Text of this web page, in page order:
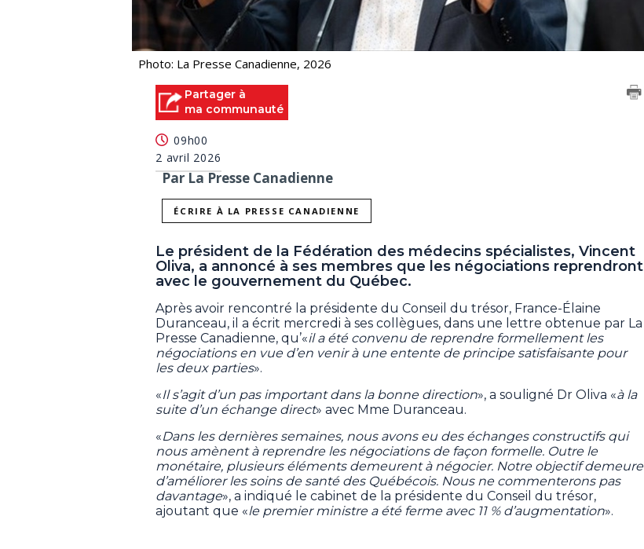
Photo: La Presse Canadienne, 2026
Partager à
ma communauté
09h00
2 avril 2026
Par La Presse Canadienne
ÉCRIRE À LA PRESSE CANADIENNE
Le président de la Fédération des médecins spécialistes, Vincent
Oliva, a annoncé à ses membres que les négociations reprendront
avec le gouvernement du Québec.
Après avoir rencontré la présidente du Conseil du trésor, France-Élaine
Duranceau, il a écrit mercredi à ses collègues, dans une lettre obtenue par La
Presse Canadienne, qu’«il a été convenu de reprendre formellement les
négociations en vue d’en venir à une entente de principe satisfaisante pour
les deux parties».
«Il s’agit d’un pas important dans la bonne direction», a souligné Dr Oliva «à la
suite d’un échange direct» avec Mme Duranceau.
«Dans les dernières semaines, nous avons eu des échanges constructifs qui
nous amènent à reprendre les négociations de façon formelle. Outre le
monétaire, plusieurs éléments demeurent à négocier. Notre objectif demeure
d’améliorer les soins de santé des Québécois. Nous ne commenterons pas
davantage», a indiqué le cabinet de la présidente du Conseil du trésor,
ajoutant que «le premier ministre a été ferme avec 11 % d’augmentation».